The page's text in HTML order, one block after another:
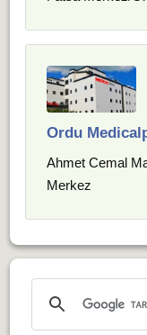
Ordu
Ahmet Cemal
Merkez